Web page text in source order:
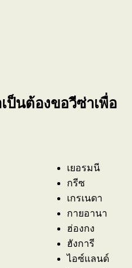
ป็นต้องขอวีซ่าเพื่อ
เยอรมนี
กรีซ
เกรเนดา
กายอานา
ฮ่องกง
ฮังการี
ไอซ์แลนด์